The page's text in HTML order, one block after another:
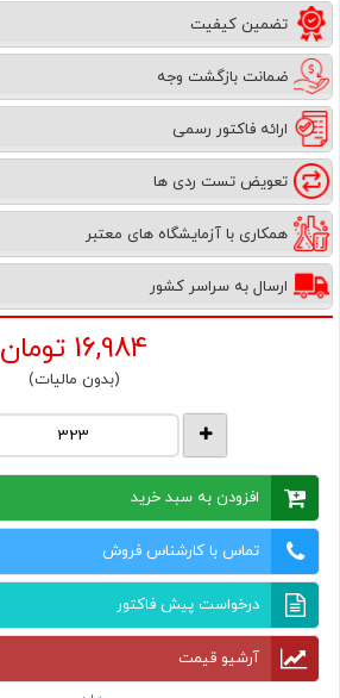
تضمین کیفیت
ضمانت بازگشت وجه
ارائه فاکتور رسمی
تعویض تست ردی ها
همکاری با آزمایشگاه های معتبر
ارسال به سراسر کشور
16,984 تومان
(بدون مالیات)
افزودن به سبد خرید
تماس با کارشناس فروش
درخواست پیش فاکتور
آرشیو قیمت